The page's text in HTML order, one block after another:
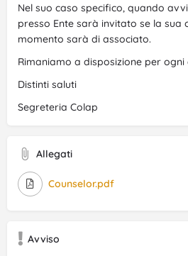
Nel suo caso specifico, quando
presso Ente sarà invitato se la sua
momento sarà di associato.
Rimaniamo a disposizione per ogni
Distinti saluti
Segreteria Colap
Allegati
Counselor.pdf
Avviso